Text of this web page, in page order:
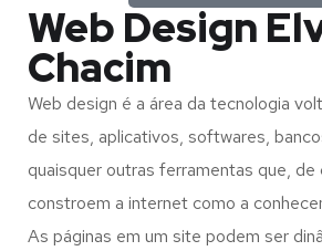
Web Design
Chacim
Web design é a área da tecnologia
de sites, aplicativos, softwares,
quaisquer outras ferramentas que, de
constroem a internet como a
As páginas em um site podem ser